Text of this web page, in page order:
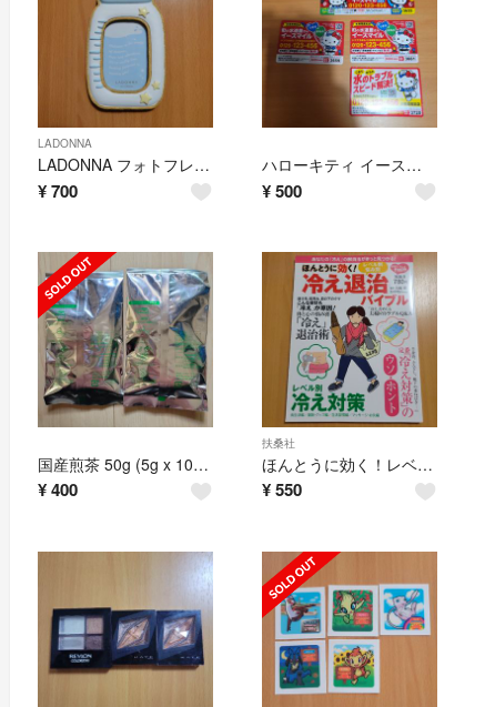
LADONNA
LADONNA フォトフレーム 哺乳瓶型 ブルー
¥700
ハローキティ イースマイル マグネット 5枚セット
¥500
国産煎茶 50g (5g x 10) ２袋
¥400
扶桑社
ほんとうに効く！レベル別・悩み別冷え退治バイブル
¥550